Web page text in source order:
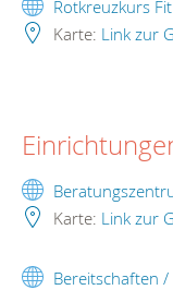
Rotkreuzkurs
Karte: Link zur
Karte: Link zur
Bereitschaften